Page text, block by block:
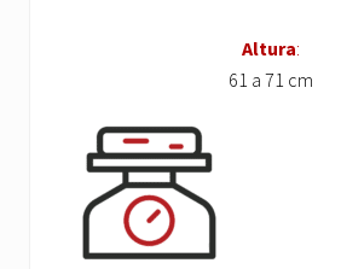
Altura:
61 a 71 cm